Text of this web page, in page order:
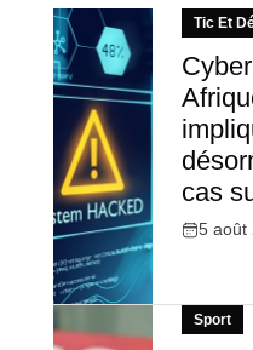
Tic Et
cas
5 août
Sport